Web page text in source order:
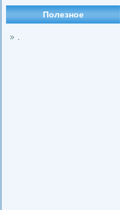
Полезное
.